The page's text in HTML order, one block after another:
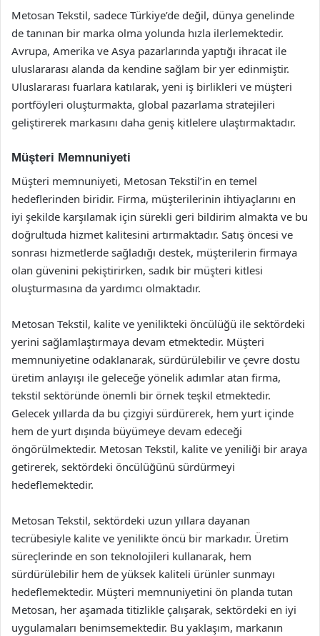
Metosan Tekstil, sadece Türkiye’de değil, dünya genelinde
de tanınan bir marka olma yolunda hızla ilerlemektedir.
Avrupa, Amerika ve Asya pazarlarında yaptığı ihracat ile
uluslararası alanda da kendine sağlam bir yer edinmiştir.
Uluslararası fuarlara katılarak, yeni iş birlikleri ve müşteri
portföyleri oluşturmakta, global pazarlama stratejileri
geliştirerek markasını daha geniş kitlelere ulaştırmaktadır.
Müşteri Memnuniyeti
Müşteri memnuniyeti, Metosan Tekstil’in en temel
hedeflerinden biridir. Firma, müşterilerinin ihtiyaçlarını en
iyi şekilde karşılamak için sürekli geri bildirim almakta ve bu
doğrultuda hizmet kalitesini artırmaktadır. Satış öncesi ve
sonrası hizmetlerde sağladığı destek, müşterilerin firmaya
olan güvenini pekiştirirken, sadık bir müşteri kitlesi
oluşturmasına da yardımcı olmaktadır.
Metosan Tekstil, kalite ve yenilikteki öncülüğü ile sektördeki
yerini sağlamlaştırmaya devam etmektedir. Müşteri
memnuniyetine odaklanarak, sürdürülebilir ve çevre dostu
üretim anlayışı ile geleceğe yönelik adımlar atan firma,
tekstil sektöründe önemli bir örnek teşkil etmektedir.
Gelecek yıllarda da bu çizgiyi sürdürerek, hem yurt içinde
hem de yurt dışında büyümeye devam edeceği
öngörülmektedir. Metosan Tekstil, kalite ve yeniliği bir araya
getirerek, sektördeki öncülüğünü sürdürmeyi
hedeflemektedir.
Metosan Tekstil, sektördeki uzun yıllara dayanan
tecrübesiyle kalite ve yenilikte öncü bir markadır. Üretim
süreçlerinde en son teknolojileri kullanarak, hem
sürdürülebilir hem de yüksek kaliteli ürünler sunmayı
hedeflemektedir. Müşteri memnuniyetini ön planda tutan
Metosan, her aşamada titizlikle çalışarak, sektördeki en iyi
uygulamaları benimsemektedir. Bu yaklaşım, markanın